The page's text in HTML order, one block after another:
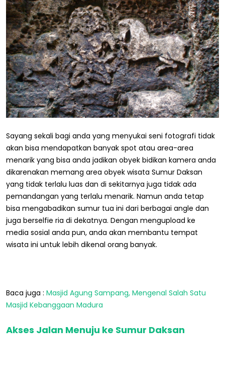
Sayang sekali bagi anda yang menyukai seni fotografi tidak
akan bisa mendapatkan banyak spot atau area-area
menarik yang bisa anda jadikan obyek bidikan kamera anda
dikarenakan memang area obyek wisata Sumur Daksan
yang tidak terlalu luas dan di sekitarnya juga tidak ada
pemandangan yang terlalu menarik. Namun anda tetap
bisa mengabadikan sumur tua ini dari berbagai angle dan
juga berselfie ria di dekatnya. Dengan mengupload ke
media sosial anda pun, anda akan membantu tempat
wisata ini untuk lebih dikenal orang banyak.
Baca juga : Masjid Agung Sampang, Mengenal Salah Satu
Masjid Kebanggaan Madura
Akses Jalan Menuju ke Sumur Daksan